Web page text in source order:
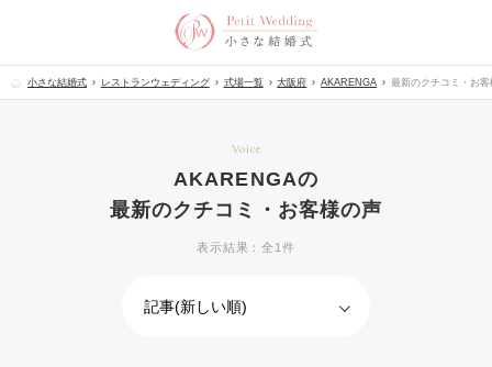
小さな結婚式 レストランウェディング 式場一覧 大阪府 AKARENGA 最新のクチコミ・お客
Voice
AKARENGAの
最新のクチコミ・お客様の声
表示結果：全1件